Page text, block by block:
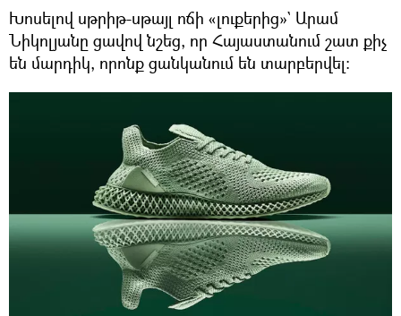
Խոսելով սթրիթ-սթայլ ոճի «լուքերից»` Արամ
Նիկոլյանը ցավով նշեց, որ Հայաստանում շատ քիչ
են մարդիկ, որոնք ցանկանում են տարբերվել: